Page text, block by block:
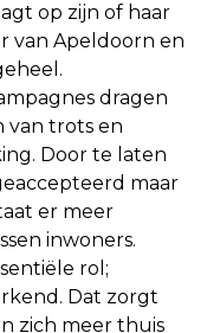
op zijn of haar
van Apeldoorn en
dragen
van trots en
Door te laten
maar
er meer
inwoners.
rol;
Dat zorgt
zich meer thuis